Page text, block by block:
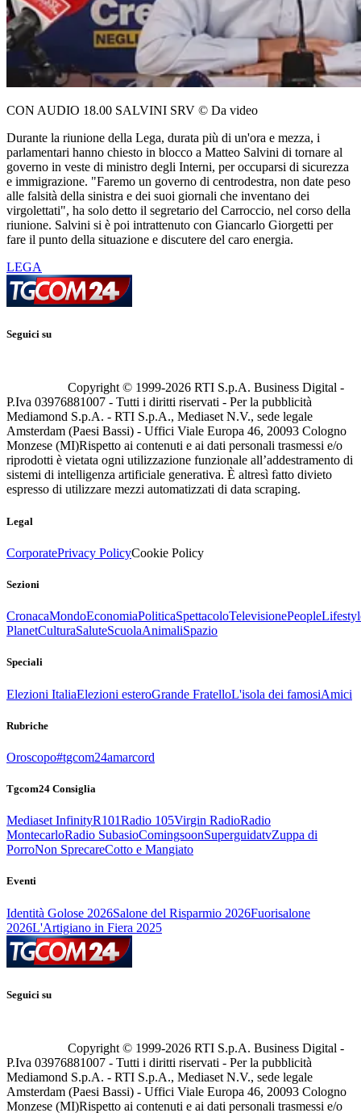
CON AUDIO 18.00 SALVINI SRV © Da video
Durante la riunione della Lega, durata più di un'ora e mezza, i
parlamentari hanno chiesto in blocco a Matteo Salvini di tornare al
governo in veste di ministro degli Interni, per occuparsi di sicurezza
e immigrazione. "Faremo un governo di centrodestra, non date peso
alle falsità della sinistra e dei suoi giornali che inventano dei
virgolettati", ha solo detto il segretario del Carroccio, nel corso della
riunione. Salvini si è poi intrattenuto con Giancarlo Giorgetti per
fare il punto della situazione e discutere del caro energia.
LEGA
Seguici su
Copyright © 1999-2026 RTI S.p.A. Business Digital -
P.Iva 03976881007 - Tutti i diritti riservati - Per la pubblicità
Mediamond S.p.A. - RTI S.p.A., Mediaset N.V., sede legale
Amsterdam (Paesi Bassi) - Uffici Viale Europa 46, 20093 Cologno
Monzese (MI)Rispetto ai contenuti e ai dati personali trasmessi e/o
riprodotti è vietata ogni utilizzazione funzionale all’addestramento di
sistemi di intelligenza artificiale generativa. È altresì fatto divieto
espresso di utilizzare mezzi automatizzati di data scraping.
Legal
CorporatePrivacy PolicyCookie Policy
Sezioni
CronacaMondoEconomiaPoliticaSpettacoloTelevisionePeople
PlanetCulturaSaluteScuolaAnimaliSpazio
Speciali
Elezioni ItaliaElezioni esteroGrande FratelloL'isola dei famosiAmici
Rubriche
Oroscopo#tgcom24amarcord
Tgcom24 Consiglia
Mediaset InfinityR101Radio 105Virgin RadioRadio
MontecarloRadio SubasioComingsoonSuperguidatvZuppa di
PorroNon SprecareCotto e Mangiato
Eventi
Identità Golose 2026Salone del Risparmio 2026Fuorisalone
2026L'Artigiano in Fiera 2025
Seguici su
Copyright © 1999-2026 RTI S.p.A. Business Digital -
P.Iva 03976881007 - Tutti i diritti riservati - Per la pubblicità
Mediamond S.p.A. - RTI S.p.A., Mediaset N.V., sede legale
Amsterdam (Paesi Bassi) - Uffici Viale Europa 46, 20093 Cologno
Monzese (MI)Rispetto ai contenuti e ai dati personali trasmessi e/o